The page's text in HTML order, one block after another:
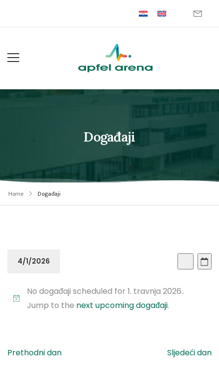
Događaji
Home Događaji
Traži
Dan
4/1/2026
datum.No događaji scheduled for 1. travnja 2026..
Jump to the next upcoming događaji.
Prethodni dan Sljedeći dan